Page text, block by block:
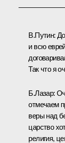
В.Путин:
и всю
Так что я
Б.Лазар:
отмечаем
веры над
царство
религия,